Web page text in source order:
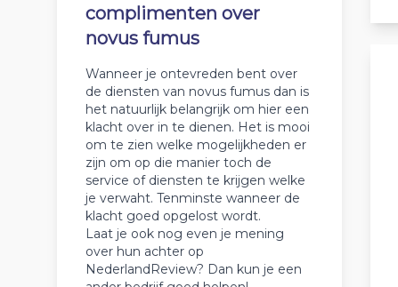
complimenten over
novus fumus
Wanneer je ontevreden bent over
de diensten van novus fumus dan is
het natuurlijk belangrijk om hier een
klacht over in te dienen. Het is mooi
om te zien welke mogelijkheden er
zijn om op die manier toch de
service of diensten te krijgen welke
je verwaht. Tenminste wanneer de
klacht goed opgelost wordt.
Laat je ook nog even je mening
over hun achter op
NederlandReview? Dan kun je een